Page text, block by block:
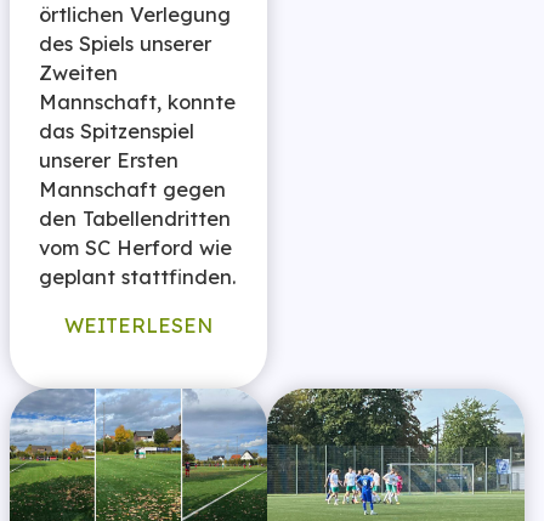
örtlichen Verlegung
des Spiels unserer
Zweiten
Mannschaft, konnte
das Spitzenspiel
unserer Ersten
Mannschaft gegen
den Tabellendritten
vom SC Herford wie
geplant stattfinden.
WEITERLESEN